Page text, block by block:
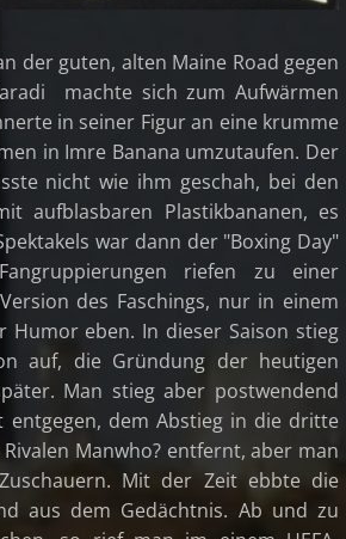
der guten, alten Maine Road gegen
machte sich zum Aufwärmen
in seiner Figur an eine krumme
in Imre Banana umzutaufen. Der
nicht wie ihm geschah, bei den
aufblasbaren Plastikbananen, es
war dann der "Boxing Day"
riefen zu einer
des Faschings, nur in einem
Humor eben. In dieser Saison stieg
auf, die Gründung der heutigen
Man stieg aber postwendend
dem Abstieg in die dritte
Manwho? entfernt, aber man
Mit der Zeit ebbte die
aus dem Gedächtnis. Ab und zu